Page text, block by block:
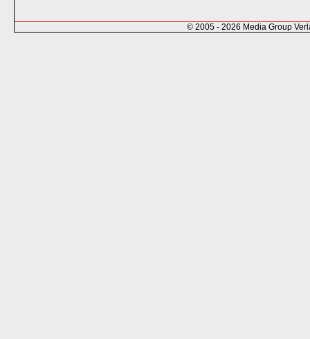
© 2005 - 2026 Media Group